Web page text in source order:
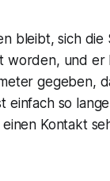
bleibt, sich
worden, und er
gegeben,
einfach so
Kontakt